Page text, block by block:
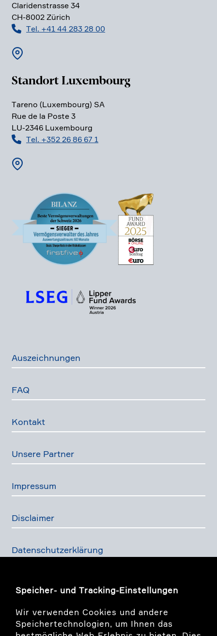
Speicher- und Tracking-Einstellungen
Wir verwenden Cookies und andere
Speichertechnologien, um Ihnen das
Clari­den­strasse 34
CH-8002 Zürich
Tel. +41 44 283 28 00
Standort Luxem­bourg
Tareno (Luxem­bourg) SA
Rue de la Poste 3
LU-2346 Luxem­bourg
Tel. +352 26 86 67 1
Auszeich­nungen
FAQ
Kontakt
Unsere Partner
Impressum
Disclaimer
Daten­schutz­er­klä­rung
Bildwelt Story